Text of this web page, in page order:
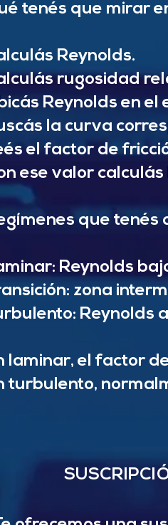
tenés que mirar
Reynolds.
rugosidad
Reynolds en el
la curva
el factor de
ese valor
que tenés
Reynolds
zona
Reynolds
laminar, el factor
turbulento,